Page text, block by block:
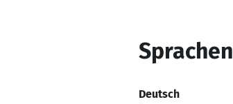
Sprachen
Deutsch